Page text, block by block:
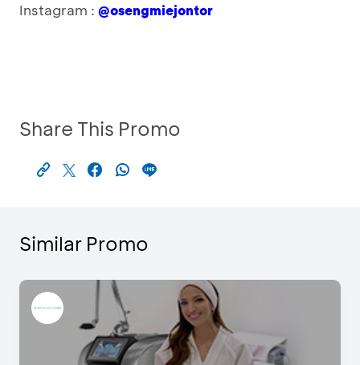
Instagram : @osengmiejontor
Share This Promo
Similar Promo